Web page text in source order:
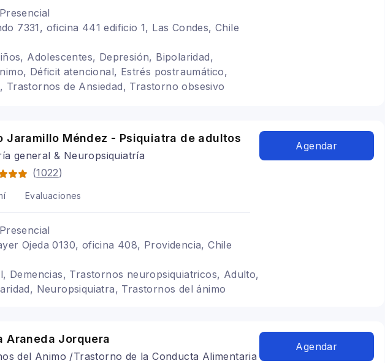
7331, oficina 441 edificio 1, Las Condes, Chile
Adolescentes, Depresión, Bipolaridad,
Déficit atencional, Estrés postraumático,
Trastornos de Ansiedad, Trastorno obsesivo
Jaramillo Méndez - Psiquiatra de adultos
general & Neuropsiquiatría
(1022)
Evaluaciones
Ojeda 0130, oficina 408, Providencia, Chile
Demencias, Trastornos neuropsiquiatricos, Adulto,
Neuropsiquiatra, Trastornos del ánimo
Agendar
Araneda Jorquera
del Animo /Trastorno de la Conducta Alimentaria
Agendar